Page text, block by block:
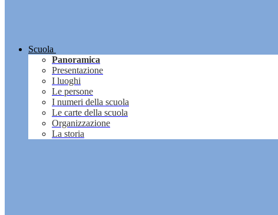
Scuola
Panoramica
Presentazione
I luoghi
Le persone
I numeri della scuola
Le carte della scuola
Organizzazione
La storia